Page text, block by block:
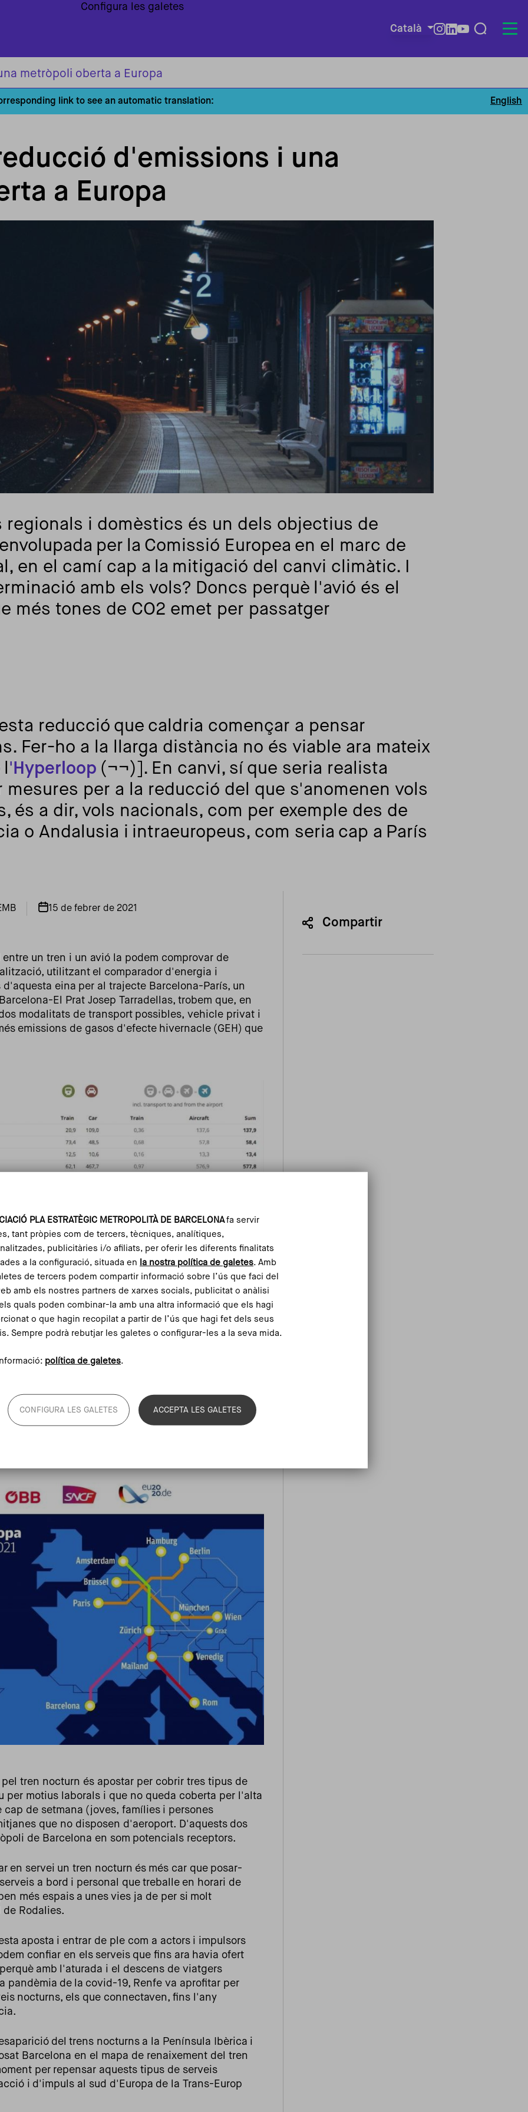
Català Redes
metròpoli oberta a Europa
link to see an automatic translation: English
d'emissions i una
a Europa
regionals i domèstics és un dels objectius de
per la Comissió Europea en el marc de
en el camí cap a la mitigació del canvi climàtic. I
amb els vols? Doncs perquè l'avió és el
més tones de CO2 emet per passatger
reducció que caldria començar a pensar
Fer-ho a la llarga distància no és viable ara mateix
l'Hyperloop (¬¬)]. En canvi, sí que seria realista
mesures per a la reducció del que s'anomenen vols
és a dir, vols nacionals, com per exemple des de
o Andalusia i intraeuropeus, com seria cap a París
15 de febrer de 2021
un tren i un avió la podem comprovar de
utilitzant el comparador d'energia i
d'aquesta eina per al trajecte Barcelona-París, un
El Prat Josep Tarradellas, trobem que, en
modalitats de transport possibles, vehicle privat i
emissions de gasos d'efecte hivernacle (GEH) que
GEH i altres contaminants del trajecte Barcelona-París
Font: Ecopassenger
per donar una alternativa a aquests serveis
que superen les 3-4 hores de tren -és a dir a
és la que fan pels trens nocturns.
d'internacionalització i expansió dels
l'operador austríac ferroviari ÖBB. Aquest
ferroviaris europeus com SBB a Suïssa, DB
un acord per tal d'impulsar la xarxa de
elTrans-Europ Express 2.0. Acord que,
de connexions futures, i que
posar en marxa l'any 2024.
tren nocturn és apostar per cobrir tres tipus de
per motius laborals i que no queda coberta per l'alta
de setmana (joves, famílies i persones
que no disposen d'aeroport. D'aquests dos
de Barcelona en som potencials receptors.
en servei un tren nocturn és més car que posar-
a bord i personal que treballe en horari de
més espais a unes vies ja de per si molt
Rodalies.
aposta i entrar de ple com a actors i impulsors
confiar en els serveis que fins ara havia ofert
amb l'aturada i el descens de viatgers
pandèmia de la covid-19, Renfe va aprofitar per
nocturns, els que connectaven, fins l'any
del trens nocturns a la Península Ibèrica i
Barcelona en el mapa de renaixement del tren
per repensar aquests tipus de serveis
i d'impuls al sud d'Europa de la Trans-Europ
Compartir
Configura les galetes
PLA ESTRATÈGIC METROPOLITÀ DE BARCELONAfa servir
tant pròpies com de tercers, tècniques, analítiques,
publicitàries i/o afiliats, per oferir les diferents finalitats
a la configuració, situada en
la nostra política de galetes. Amb
de tercers podem compartir informació sobre l’ús que faci del
amb els nostres partners de xarxes socials, publicitat o anàlisi
quals poden combinar-la amb una altra informació que els hagi
o que hagin recopilat a partir de l’ús que hagi fet dels seus
Sempre podrà rebutjar les galetes o configurar-les a la seva mida.
política de galetes.
CONFIGURA LES GALETES ACCEPTA LES GALETES